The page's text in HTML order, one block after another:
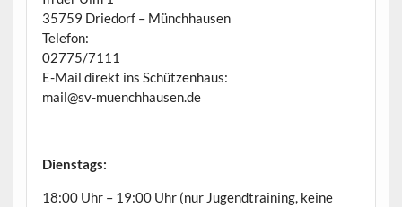
35759 Driedorf – Münchhausen
Telefon:
02775/7111
E-Mail direkt ins Schützenhaus:
mail@sv-muenchhausen.de
Dienstags:
18:00 Uhr – 19:00 Uhr (nur Jugendtraining, keine